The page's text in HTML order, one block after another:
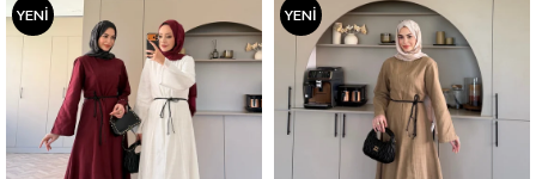
YENI YENI
ÜRÜN